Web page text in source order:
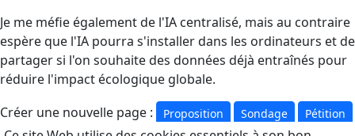
Je me méfie également de l'IA centralisé, mais au contraire
espère que l'IA pourra s'installer dans les ordinateurs et de
partager si l'on souhaite des données déjà entraînés pour
réduire l'impact écologique globale.
Créer une nouvelle page :
Proposition Sondage Pétition